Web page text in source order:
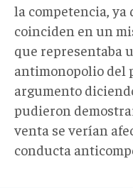
la competencia, ya
coinciden en un
que representaba
antimonopolio del
argumento
pudieron
venta se verían
conducta